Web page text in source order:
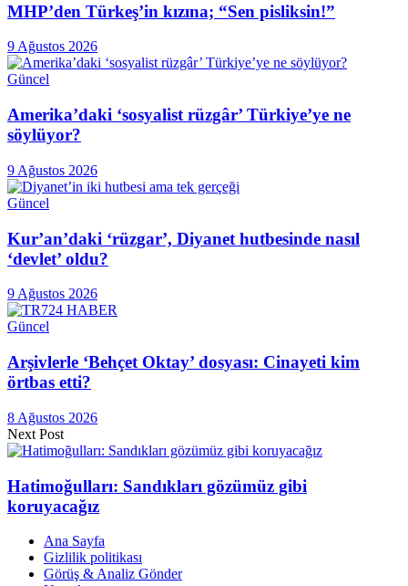
MHP’den Türkeş’in kızına; “Sen pisliksin!”
9 Ağustos 2026
Güncel
Amerika’daki ‘sosyalist rüzgâr’ Türkiye’ye ne
söylüyor?
9 Ağustos 2026
Güncel
Kur’an’daki ‘rüzgar’, Diyanet hutbesinde nasıl
‘devlet’ oldu?
9 Ağustos 2026
Güncel
Arşivlerle ‘Behçet Oktay’ dosyası: Cinayeti kim
örtbas etti?
8 Ağustos 2026
Next Post
Hatimoğulları: Sandıkları gözümüz gibi
koruyacağız
Ana Sayfa
Gizlilik politikası
Görüş & Analiz Gönder